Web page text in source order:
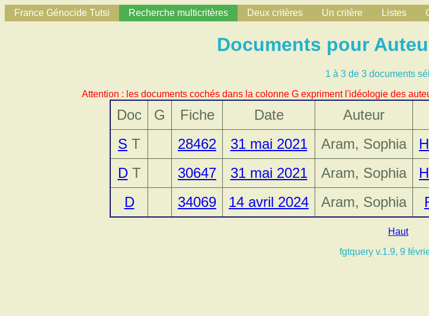
France Génocide Tutsi Recherche multicritères Deux critères Un critère Listes
Documents pour
1 à 3 de 3 documents
Attention : les documents cochés dans la colonne G expriment l'idéologie des
Doc G Fiche Date Auteur
S T 28462 31 mai 2021 Aram, Sophia
DT 30647 31 mai 2021 Aram, Sophia
D
34069 14 avril 2024 Aram, Sophia
Haut
fgtquery v.1.9, 9